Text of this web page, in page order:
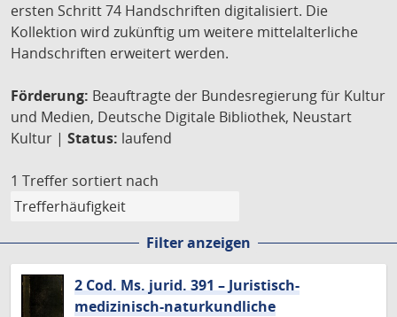
ersten Schritt 74 Handschriften digitalisiert. Die
Kollektion wird zukünftig um weitere mittelalterliche
Handschriften erweitert werden.
Förderung: Beauftragte der Bundesregierung für Kultur
und Medien, Deutsche Digitale Bibliothek, Neustart
Kultur | Status: laufend
1 Treffer sortiert nach
Filter anzeigen
2 Cod. Ms. jurid. 391 – Juristisch-
medizinisch-naturkundliche